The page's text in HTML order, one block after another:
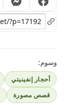
وسوم:
أحجار إنفينيتي
قصص مصورة